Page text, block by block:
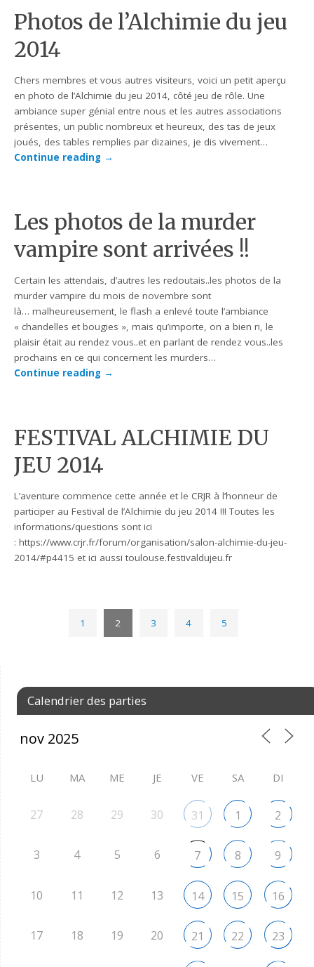
Photos de l’Alchimie du jeu
2014
Chers membres et vous autres visiteurs, voici un petit aperçu
en photo de l’Alchimie du jeu 2014, côté jeu de rôle. Une
ambiance super génial entre nous et les autres associations
présentes, un public nombreux et heureux, des tas de jeux
joués, des tables remplies par dizaines, je dis vivement…
Continue reading →
Les photos de la murder
vampire sont arrivées !!
Certain les attendais, d’autres les redoutais..les photos de la
murder vampire du mois de novembre sont
là… malheureusement, le flash a enlevé toute l’ambiance
« chandelles et bougies », mais qu’importe, on a bien ri, le
plaisir était au rendez vous..et en parlant de rendez vous..les
prochains en ce qui concernent les murders…
Continue reading →
FESTIVAL ALCHIMIE DU
JEU 2014
L’aventure commence cette année et le CRJR à l’honneur de
participer au Festival de l’Alchimie du jeu 2014 !!! Toutes les
informations/questions sont ici
: https://www.crjr.fr/forum/organisation/salon-alchimie-du-jeu-
2014/#p4415 et ici aussi toulouse.festivaldujeu.fr
1 2 3 4 5
Calendrier des parties
LU MA ME JE VE SA DI
27 28 29 30 31 1 2
3 4 5 6 7 8 9
10 11 12 13 14 15 16
17 18 19 20 21 22 23